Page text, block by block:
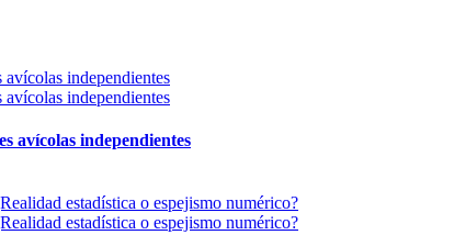
avícolas independientes